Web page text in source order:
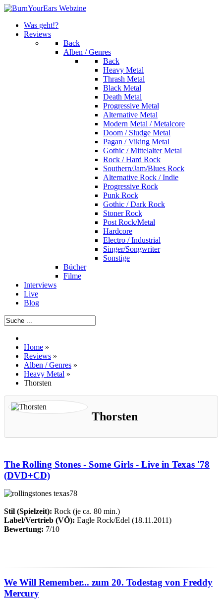
Was geht!?
Reviews
Back
Alben / Genres
Back
Heavy Metal
Thrash Metal
Black Metal
Death Metal
Progressive Metal
Alternative Metal
Modern Metal / Metalcore
Doom / Sludge Metal
Pagan / Viking Metal
Gothic / Mittelalter Metal
Rock / Hard Rock
Southern/Jam/Blues Rock
Alternative Rock / Indie
Progressive Rock
Punk Rock
Gothic / Dark Rock
Stoner Rock
Post Rock/Metal
Hardcore
Electro / Industrial
Singer/Songwriter
Sonstige
Bücher
Filme
Interviews
Live
Blog
Home »
Reviews »
Alben / Genres »
Heavy Metal »
Thorsten
Thorsten
The Rolling Stones - Some Girls - Live in Texas '78
(DVD+CD)
Stil (Spielzeit): Rock (je ca. 80 min.)
Label/Vertrieb (VÖ): Eagle Rock/Edel (18.11.2011)
Bewertung: 7/10
We Will Remember... zum 20. Todestag von Freddy
Mercury